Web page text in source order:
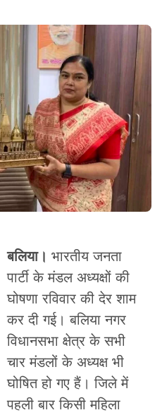
बलिया। भारतीय जनता
पार्टी के मंडल अध्यक्षों की
घोषणा रविवार की देर शाम
कर दी गई। बलिया नगर
विधानसभा क्षेत्र के सभी
चार मंडलों के अध्यक्ष भी
घोषित हो गए हैं। जिले में
पहली बार किसी महिला